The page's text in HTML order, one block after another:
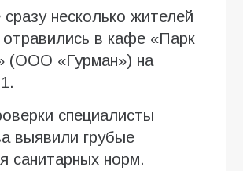
сразу несколько жителей
отравились в кафе «Парк
(ООО «Гурман») на
специалисты
выявили грубые
санитарных норм.